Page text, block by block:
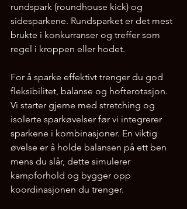
rundspark (roundhouse kick) og
sidesparkene. Rundsparket er det mest
brukte i konkurranser og treffer som
regel i kroppen eller hodet.
For å sparke effektivt trenger du god
fleksibilitet, balanse og hofterotasjon.
Vi starter gjerne med stretching og
isolerte sparkøvelser før vi integrerer
sparkene i kombinasjoner. En viktig
øvelse er å holde balansen på ett ben
mens du slår, dette simulerer
kampforhold og bygger opp
koordinasjonen du trenger.